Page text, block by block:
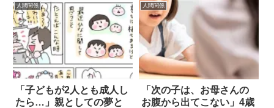
人間関係
「子どもが2人とも成人し
たら…」親としての夢と
人間関係
「次の子は、お母さんの
お腹から出てこない」4歳